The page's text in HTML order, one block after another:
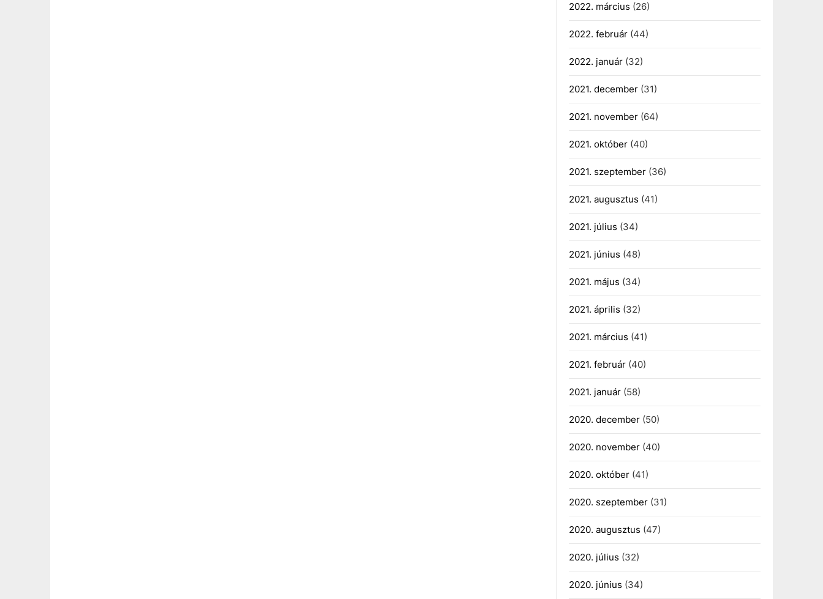
2022. március (26)
2022. február(44)
2022. január(32)
2021. december(31)
2021. november(64)
2021. október(40)
2021. szeptember(36)
2021. augusztus (41)
2021. július (34)
2021. június (48)
2021. május (34)
2021. április (32)
2021. március (41)
2021. február(40)
2021. január(58)
2020. december(50)
2020. november(40)
2020. október(41)
2020. szeptember(31)
2020. augusztus (47)
2020. július (32)
2020. június (34)